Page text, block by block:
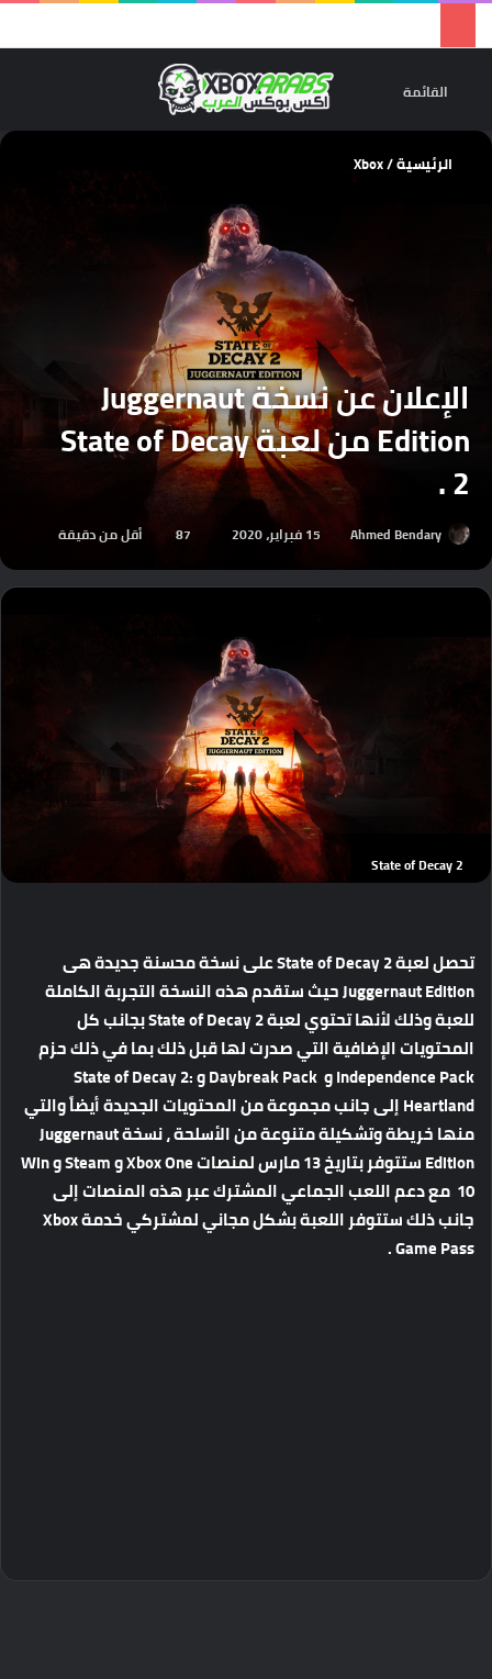
القائمة
الرئيسية/
Xbox
الإعلان عن نسخة Juggernaut
Edition من لعبة State of Decay
2 .
Ahmed Bendary 15 فبراير، 2020 87 أقل من دقيقة
تحصل لعبة State of Decay 2 على نسخة محسنة جديدة هى
Juggernaut Edition حيث ستقدم هذه النسخة التجربة الكاملة
للعبة وذلك لأنها تحتوي لعبة State of Decay 2 بجانب كل
المحتويات الإضافية التي صدرت لها قبل ذلك بما في ذلك حزم
Independence Pack و Daybreak Pack و State of Decay 2:
Heartland إلى جانب مجموعة من المحتويات الجديدة أيضاً والتي
منها خريطة وتشكيلة متنوعة من الأسلحة ، نسخة Juggernaut
Edition ستتوفر بتاريخ 13 مارس لمنصات Xbox One و Steam و Win
10 مع دعم اللعب الجماعي المشترك عبر هذه المنصات إلى
جانب ذلك ستتوفر اللعبة بشكل مجاني لمشتركي خدمة Xbox
Game Pass .